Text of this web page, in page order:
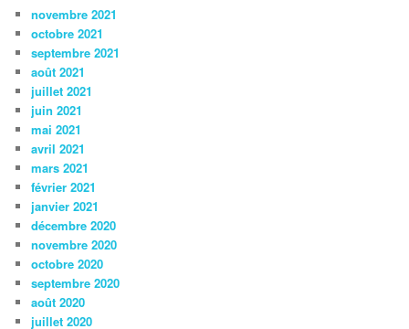
novembre 2021
octobre 2021
septembre 2021
août 2021
juillet 2021
juin 2021
mai 2021
avril 2021
mars 2021
février 2021
janvier 2021
décembre 2020
novembre 2020
octobre 2020
septembre 2020
août 2020
juillet 2020